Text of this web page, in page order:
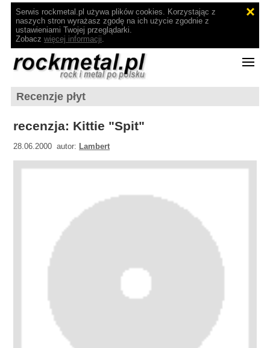
Serwis rockmetal.pl używa plików cookies. Korzystając z
naszych stron wyrażasz zgodę na ich użycie zgodnie z
ustawieniami Twojej przeglądarki.
Zobacz więcej informacji.
Recenzje płyt
recenzja: Kittie "Spit"
28.06.2000 autor: Lambert